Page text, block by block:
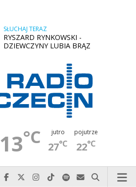
SŁUCHAJ TERAZ
RYSZARD RYNKOWSKI -
DZIEWCZYNY LUBIA BRĄZ
13°C jutro
27°C
pojutrze
22°C
Najlepiej po prostu do nas zadzwoń
Odwiedź nas na Facebook-u
Odwiedź nas na X
Odwiedź nas na Instagram-ie
Odwiedź nas na TikTok-u
Szukaj nas na Spotify
Wyślij do nas
Szukaj